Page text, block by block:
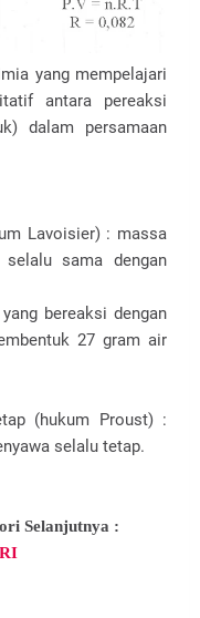
yang mempelajari
antara pereaksi
dalam persamaan
Lavoisier) : massa
sama dengan
bereaksi dengan
27 gram air
(hukum Proust) :
selalu tetap.
Selanjutnya :